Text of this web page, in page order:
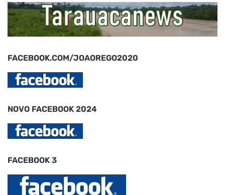
FACEBOOK.COM/JOAOREGO2020
NOVO FACEBOOK 2024
FACEBOOK 3